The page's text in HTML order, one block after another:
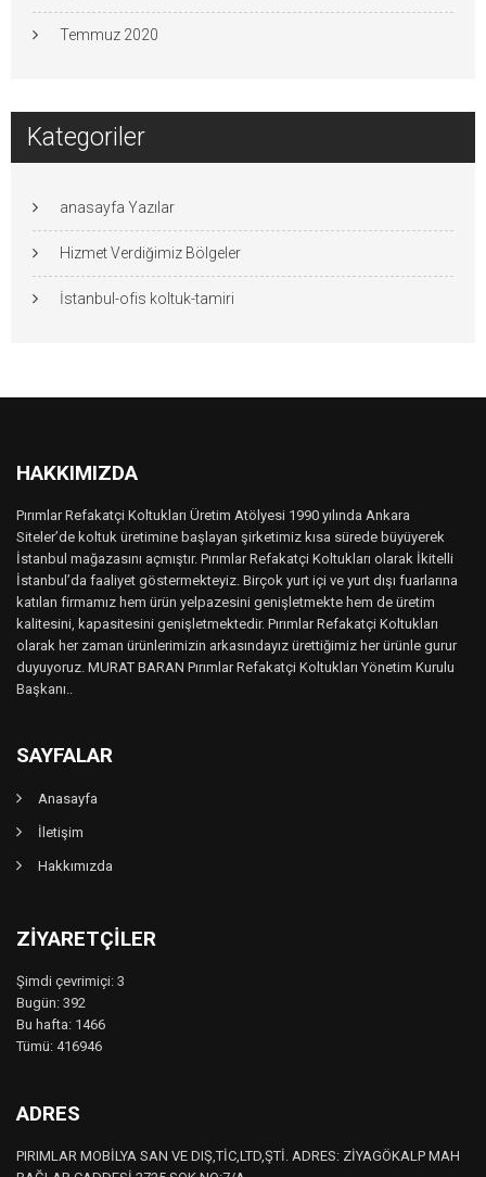
Temmuz 2020
Kategoriler
anasayfa Yazılar
Hizmet Verdiğimiz Bölgeler
İstanbul-ofis koltuk-tamiri
HAKKIMIZDA
Pırımlar Refakatçi Koltukları Üretim Atölyesi 1990 yılında Ankara
Siteler’de koltuk üretimine başlayan şirketimiz kısa sürede büyüyerek
İstanbul mağazasını açmıştır. Pırımlar Refakatçi Koltukları olarak İkitelli
İstanbul’da faaliyet göstermekteyiz. Birçok yurt içi ve yurt dışı fuarlarına
katılan firmamız hem ürün yelpazesini genişletmekte hem de üretim
kalitesini, kapasitesini genişletmektedir. Pırımlar Refakatçi Koltukları
olarak her zaman ürünlerimizin arkasındayız ürettiğimiz her ürünle gurur
duyuyoruz. MURAT BARAN Pırımlar Refakatçi Koltukları Yönetim Kurulu
Başkanı..
SAYFALAR
Anasayfa
İletişim
Hakkımızda
ZIYARETÇILER
Şimdi çevrimiçi: 3
Bugün: 392
Bu hafta: 1466
Tümü: 416946
ADRES
PIRIMLAR MOBİLYA SAN VE DIŞ,TİC,LTD,ŞTİ. ADRES: ZİYAGÖKALP MAH